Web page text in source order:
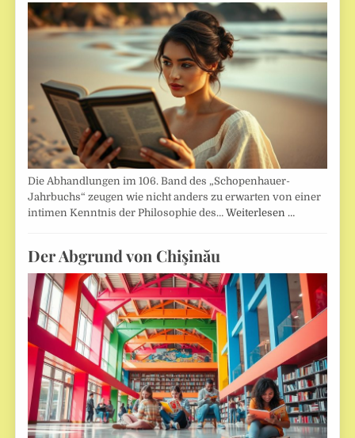
Die Abhandlungen im 106. Band des „Schopenhauer-
Jahrbuchs“ zeugen wie nicht anders zu erwarten von einer
intimen Kenntnis der Philosophie des…Weiterlesen …
Der Abgrund von Chişinău